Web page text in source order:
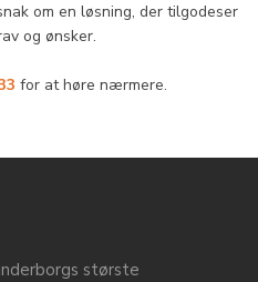
om en løsning, der tilgodeser
og ønsker.
for at høre nærmere.​
største